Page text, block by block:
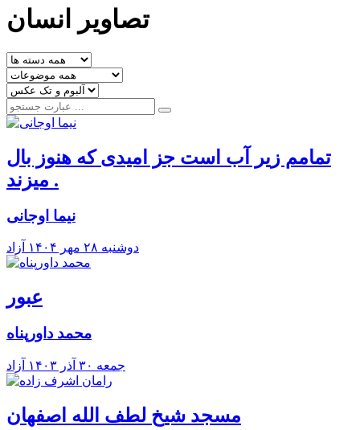
تصاویر انسان
تمامم زیر آب است جز امیدی که هنوز بال
میزند .
نیما اوجانی
دوشنبه ۲۸ مهر ۱۴۰۴ آزاد
عبور
محمد داورپناه
جمعه ۳۰ آذر ۱۴۰۳ آزاد
مسجد شیخ لطف الله اصفهان